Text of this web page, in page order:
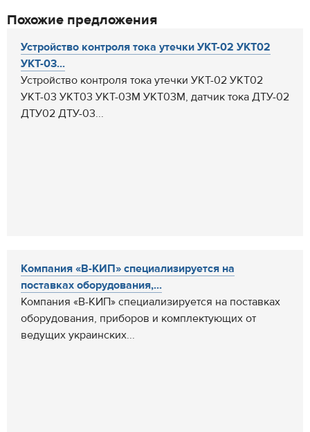
Похожие предложения
Устройство контроля тока утечки УКТ-02 УКТ02
УКТ-03...
Устройство контроля тока утечки УКТ-02 УКТ02
УКТ-03 УКТ03 УКТ-03М УКТ03М, датчик тока ДТУ-02
ДТУ02 ДТУ-03...
Компания «В-КИП» специализируется на
поставках оборудования,...
Компания «В-КИП» специализируется на поставках
оборудования, приборов и комплектующих от
ведущих украинских...